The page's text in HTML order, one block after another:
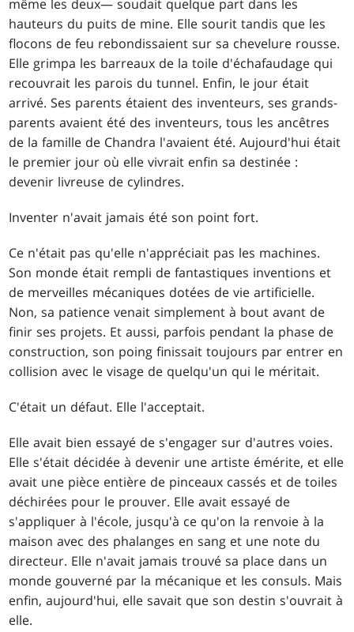
même les deux— soudait quelque part dans les
hauteurs du puits de mine. Elle sourit tandis que les
flocons de feu rebondissaient sur sa chevelure rousse.
Elle grimpa les barreaux de la toile d'échafaudage qui
recouvrait les parois du tunnel. Enfin, le jour était
arrivé. Ses parents étaient des inventeurs, ses grands-
parents avaient été des inventeurs, tous les ancêtres
de la famille de Chandra l'avaient été. Aujourd'hui était
le premier jour où elle vivrait enfin sa destinée :
devenir livreuse de cylindres.
Inventer n'avait jamais été son point fort.
Ce n'était pas qu'elle n'appréciait pas les machines.
Son monde était rempli de fantastiques inventions et
de merveilles mécaniques dotées de vie artificielle.
Non, sa patience venait simplement à bout avant de
finir ses projets. Et aussi, parfois pendant la phase de
construction, son poing finissait toujours par entrer en
collision avec le visage de quelqu'un qui le méritait.
C'était un défaut. Elle l'acceptait.
Elle avait bien essayé de s'engager sur d'autres voies.
Elle s'était décidée à devenir une artiste émérite, et elle
avait une pièce entière de pinceaux cassés et de toiles
déchirées pour le prouver. Elle avait essayé de
s'appliquer à l'école, jusqu'à ce qu'on la renvoie à la
maison avec des phalanges en sang et une note du
directeur. Elle n'avait jamais trouvé sa place dans un
monde gouverné par la mécanique et les consuls. Mais
enfin, aujourd'hui, elle savait que son destin s'ouvrait à
elle.